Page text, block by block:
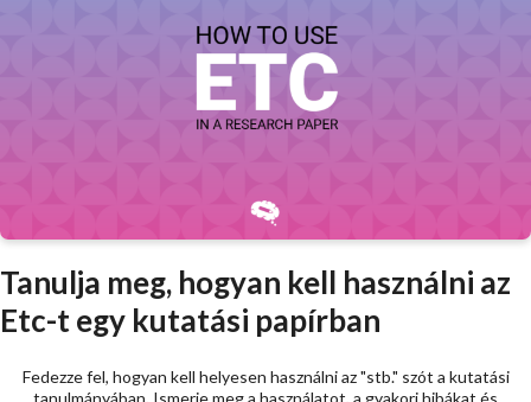
Tanulja meg, hogyan kell használni az
Etc-t egy kutatási papírban
Fedezze fel, hogyan kell helyesen használni az "stb." szót a kutatási